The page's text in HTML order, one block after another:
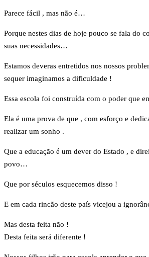
Parece fácil , mas não é…
Porque nestes dias de hoje pouco se fala do
suas necessidades…
Estamos deveras entretidos nos nossos
sequer imaginamos a dificuldade !
Essa escola foi construída com o poder que
Ela é uma prova de que , com esforço e
realizar um sonho .
Que a educação é um dever do Estado , e
povo…
Que por séculos esquecemos disso !
E em cada rincão deste país vicejou a
Mas desta feita não !
Desta feita será diferente !